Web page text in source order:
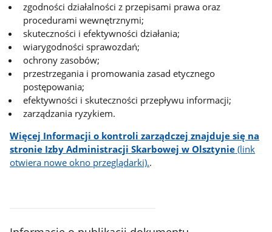
zgodności działalności z przepisami prawa oraz
procedurami wewnętrznymi;
skuteczności i efektywności działania;
wiarygodności sprawozdań;
ochrony zasobów;
przestrzegania i promowania zasad etycznego
postępowania;
efektywności i skuteczności przepływu informacji;
zarządzania ryzykiem.
Więcej Informacji o kontroli zarządczej znajduje się na
stronie Izby Administracji Skarbowej w Olsztynie (link
otwiera nowe okno przeglądarki)..